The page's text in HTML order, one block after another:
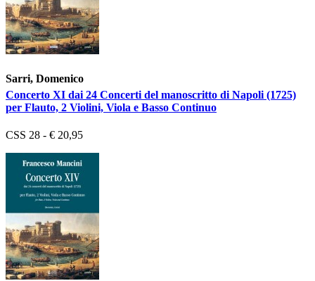
Sarri, Domenico
Concerto XI dai 24 Concerti del manoscritto di Napoli (1725)
per Flauto, 2 Violini, Viola e Basso Continuo
CSS 28 - € 20,95